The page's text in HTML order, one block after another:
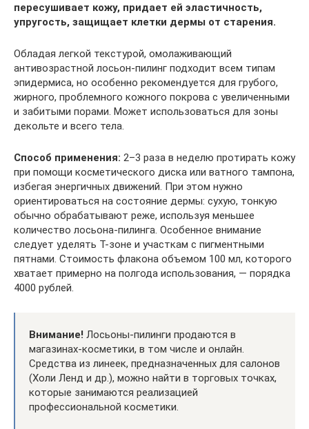
пересушивает кожу, придает ей эластичность,
упругость, защищает клетки дермы от старения.
Обладая легкой текстурой, омолаживающий
антивозрастной лосьон-пилинг подходит всем типам
эпидермиса, но особенно рекомендуется для грубого,
жирного, проблемного кожного покрова с увеличенными
и забитыми порами. Может использоваться для зоны
декольте и всего тела.
Способ применения: 2–3 раза в неделю протирать кожу
при помощи косметического диска или ватного тампона,
избегая энергичных движений. При этом нужно
ориентироваться на состояние дермы: сухую, тонкую
обычно обрабатывают реже, используя меньшее
количество лосьона-пилинга. Особенное внимание
следует уделять Т-зоне и участкам с пигментными
пятнами. Стоимость флакона объемом 100 мл, которого
хватает примерно на полгода использования, — порядка
4000 рублей.
Внимание! Лосьоны-пилинги продаются в
магазинах-косметики, в том числе и онлайн.
Средства из линеек, предназначенных для салонов
(Холи Ленд и др.), можно найти в торговых точках,
которые занимаются реализацией
профессиональной косметики.